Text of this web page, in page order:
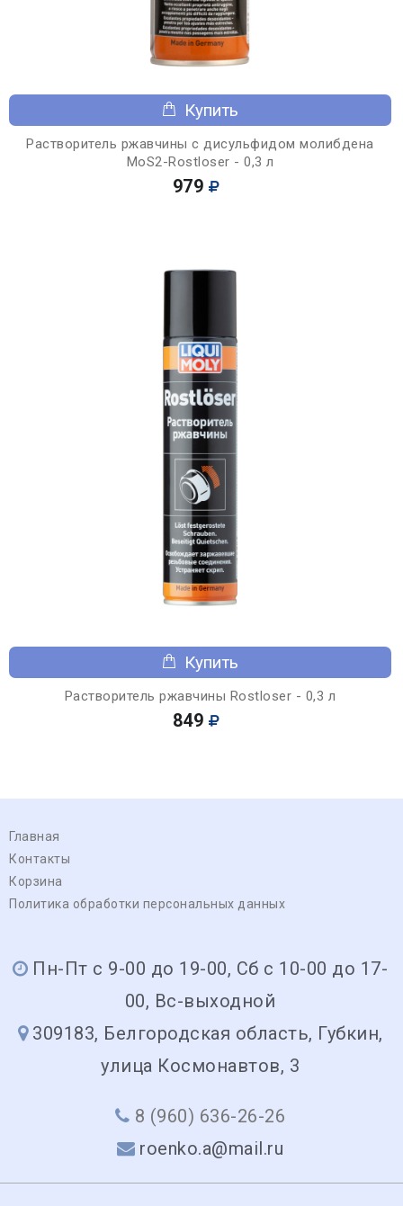
Купить
Растворитель ржавчины с дисульфидом молибдена
MoS2-Rostloser - 0,3 л
979
Купить
Растворитель ржавчины Rostloser - 0,3 л
849
Главная
Контакты
Корзина
Политика обработки персональных данных
Пн-Пт с 9-00 до 19-00, Сб с 10-00 до 17-
00, Вс-выходной
309183, Белгородская область, Губкин,
улица Космонавтов, 3
8 (960) 636-26-26
roenko.a@mail.ru